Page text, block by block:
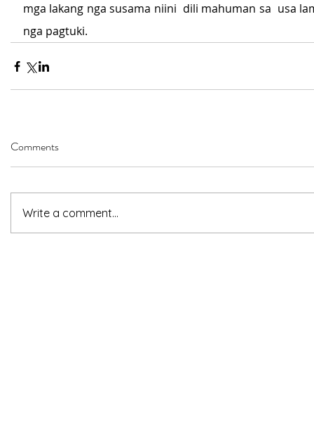
mga lakang nga susama niini  dili mahuman sa  usa
nga pagtuki.
Comments
Write a comment...